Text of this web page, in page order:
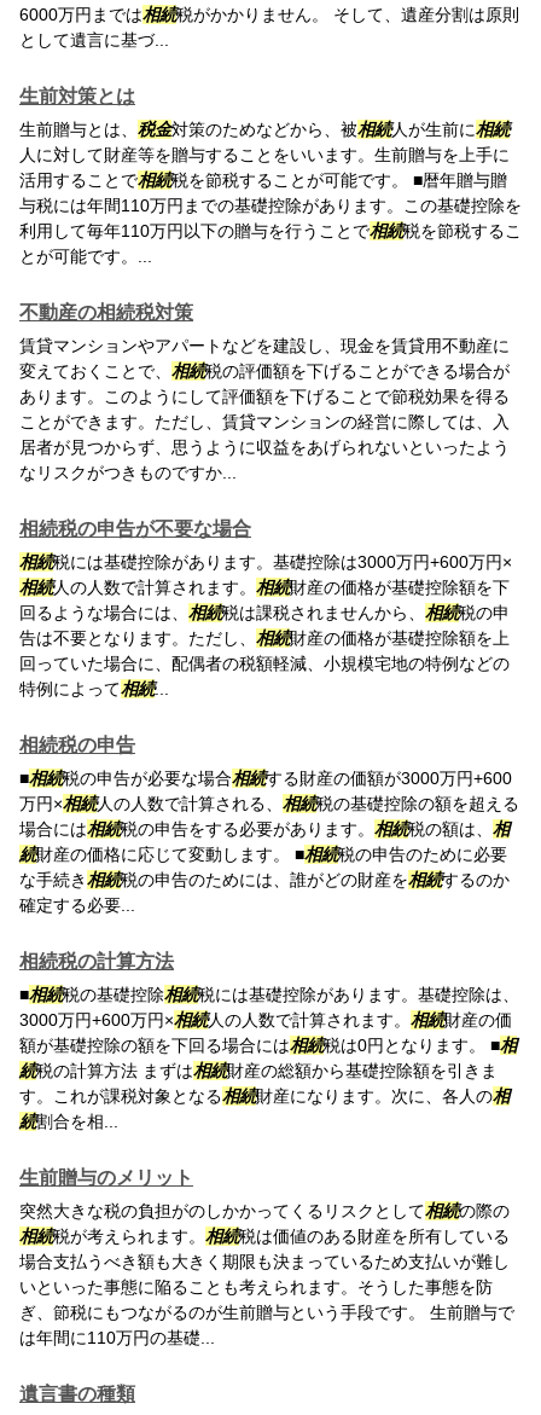
6000万円までは相続税がかかりません。 そして、遺産分割は原則
として遺言に基づ...
生前対策とは
生前贈与とは、 税金対策のためなどから、被相続人が生前に相続
人に対して財産等を贈与することをいいます。生前贈与を上手に
活用することで相続税を節税することが可能です。 ■暦年贈与贈
与税には年間110万円までの基礎控除があります。この基礎控除を
利用して毎年110万円以下の贈与を行うことで相続税を節税するこ
とが可能です。...
不動産の相続税対策
賃貸マンションやアパートなどを建設し、現金を賃貸用不動産に
変えておくことで、 相続税の評価額を下げることができる場合が
あります。このようにして評価額を下げることで節税効果を得る
ことができます。ただし、賃貸マンションの経営に際しては、入
居者が見つからず、思うように収益をあげられないといったよう
なリスクがつきものですか...
相続税の申告が不要な場合
相続税には基礎控除があります。基礎控除は3000万円+600万円×
相続人の人数で計算されます。 相続財産の価格が基礎控除額を下
回るような場合には、 相続税は課税されませんから、 相続税の申
告は不要となります。ただし、 相続財産の価格が基礎控除額を上
回っていた場合に、配偶者の税額軽減、小規模宅地の特例などの
特例によって相続...
相続税の申告
■相続税の申告が必要な場合相続する財産の価額が3000万円+600
万円×相続人の人数で計算される、 相続税の基礎控除の額を超える
場合には相続税の申告をする必要があります。 相続税の額は、 相
続財産の価格に応じて変動します。 ■相続税の申告のために必要
な手続き相続税の申告のためには、誰がどの財産を相続するのか
確定する必要...
相続税の計算方法
■相続税の基礎控除相続税には基礎控除があります。基礎控除は、
3000万円+600万円×相続人の人数で計算されます。 相続財産の価
額が基礎控除の額を下回る場合には相続税は0円となります。 ■相
続税の計算方法 まずは相続財産の総額から基礎控除額を引きま
す。これが課税対象となる相続財産になります。次に、各人の相
続割合を相...
生前贈与のメリット
突然大きな税の負担がのしかかってくるリスクとして相続の際の
相続税が考えられます。 相続税は価値のある財産を所有している
場合支払うべき額も大きく期限も決まっているため支払いが難し
いといった事態に陥ることも考えられます。そうした事態を防
ぎ、節税にもつながるのが生前贈与という手段です。 生前贈与で
は年間に110万円の基礎...
遺言書の種類